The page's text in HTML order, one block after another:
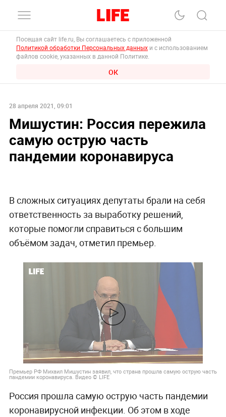
Посещая сайт life.ru, Вы соглашаетесь с приложенной
Политикой обработки Персональных данных и с использованием
файлов cookie, указанных в данной Политике.
ОК
28 апреля 2021, 09:01
Мишустин: Россия пережила
самую острую часть
пандемии коронавируса
В сложных ситуациях депутаты брали на себя
ответственность за выработку решений,
которые помогли справиться с большим
объёмом задач, отметил премьер.
Премьер РФ Михаил Мишустин заявил, что страна прошла самую острую часть
пандемии коронавируса. Видео © LIFE
Россия прошла самую острую часть пандемии
коронавирусной инфекции. Об этом в ходе